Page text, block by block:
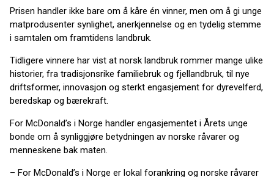
Prisen handler ikke bare om å kåre én vinner, men om å gi unge
matprodusenter synlighet, anerkjennelse og en tydelig stemme
i samtalen om framtidens landbruk.
Tidligere vinnere har vist at norsk landbruk rommer mange ulike
historier, fra tradisjonsrike familiebruk og fjellandbruk, til nye
driftsformer, innovasjon og sterkt engasjement for dyrevelferd,
beredskap og bærekraft.
For McDonald’s i Norge handler engasjementet i Årets unge
bonde om å synliggjøre betydningen av norske råvarer og
menneskene bak maten.
– For McDonald’s i Norge er lokal forankring og norske råvarer